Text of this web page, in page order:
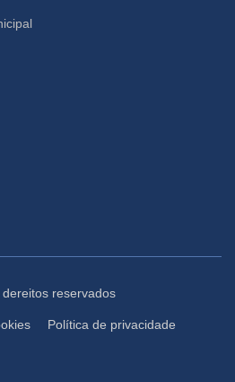
reservados
Política de privacidade